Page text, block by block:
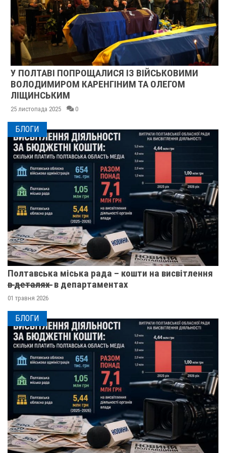
У ПОЛТАВІ ПОПРОЩАЛИСЯ ІЗ ВІЙСЬКОВИМИ
ВОЛОДИМИРОМ КАРЕНГІНИМ ТА ОЛЕГОМ
ЛІЩИНСЬКИМ
25 листопада 2025 0
БЛОГИ
Полтавська міська рада – кошти на висвітлення
в̶ ̶д̶е̶т̶а̶л̶я̶х̶ ̶ в департаментах
01 травня 2026
БЛОГИ